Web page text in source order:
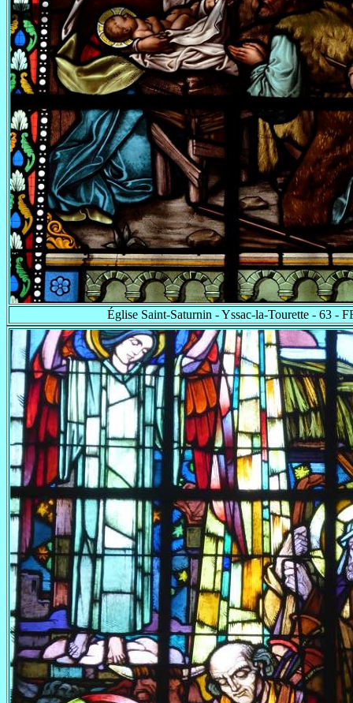
Église Saint-Saturnin - Yssac-la-Tourette - 63 -